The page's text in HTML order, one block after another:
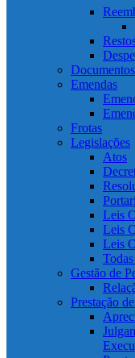
Emendas
Frotas
Legislações
Atos
Leis
Leis
Leis
Gestão de
Prestação